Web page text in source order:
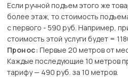
Если ручной подъем этого же
более этаж, то стоимость
с первого - 590 руб. Например,
стоимость этой услуги будет =
Пронос: Первые 20 метров от
Каждые последующие 10 метров
тарифу — 490 руб. за 10 метров.